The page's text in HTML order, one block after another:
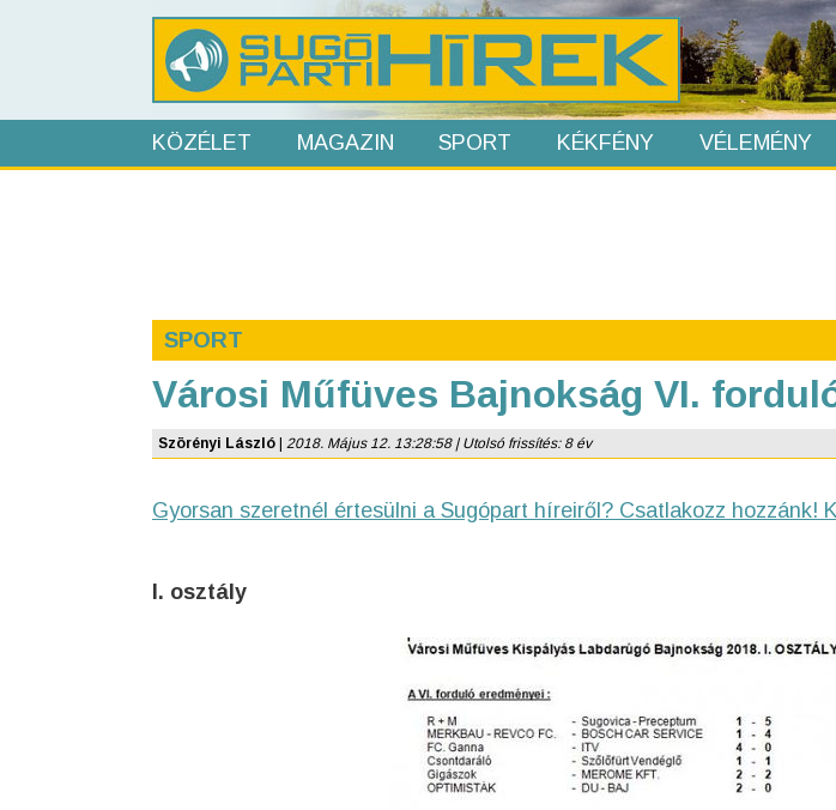
KÖZÉLET MAGAZIN SPORT KÉKFÉNY VÉLEMÉNY
SPORT
Városi Műfüves Bajnokság VI.
Szörényi László 2018. Május 12. 13:28:58 | Utolsó frissítés: 8 év
Gyorsan szeretnél értesülni a Sugópart híreiről? Csatlakozz hozzánk!
I. osztály